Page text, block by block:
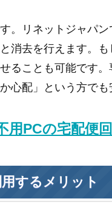
。リネットジャパ
消去を行えます。
ることも可能です
心配」という方でも
用PCの宅配便
するメリット